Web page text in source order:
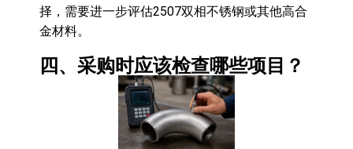
择，需要进一步评估2507双相不锈钢或其他高合
金材料。
四、采购时应该检查哪些项目？